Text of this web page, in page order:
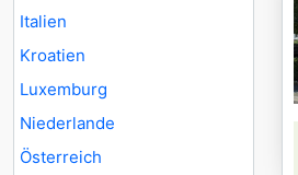
Italien
Kroatien
Luxemburg
Niederlande
Österreich